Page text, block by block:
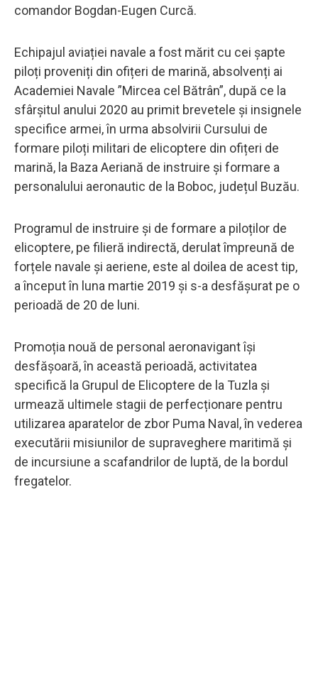
comandor Bogdan-Eugen Curcă.
Echipajul aviației navale a fost mărit cu cei șapte
piloți proveniți din ofițeri de marină, absolvenți ai
Academiei Navale ”Mircea cel Bătrân”, după ce la
sfârșitul anului 2020 au primit brevetele și insignele
specifice armei, în urma absolvirii Cursului de
formare piloți militari de elicoptere din ofițeri de
marină, la Baza Aeriană de instruire și formare a
personalului aeronautic de la Boboc, județul Buzău.
Programul de instruire și de formare a piloților de
elicoptere, pe filieră indirectă, derulat împreună de
forțele navale și aeriene, este al doilea de acest tip,
a început în luna martie 2019 și s-a desfășurat pe o
perioadă de 20 de luni.
Promoția nouă de personal aeronavigant își
desfășoară, în această perioadă, activitatea
specifică la Grupul de Elicoptere de la Tuzla și
urmează ultimele stagii de perfecționare pentru
utilizarea aparatelor de zbor Puma Naval, în vederea
executării misiunilor de supraveghere maritimă și
de incursiune a scafandrilor de luptă, de la bordul
fregatelor.